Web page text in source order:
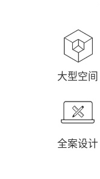
大型空间
全案设计